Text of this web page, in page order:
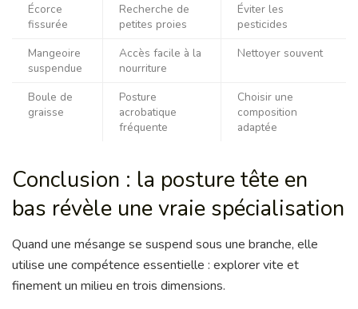
Écorce
fissurée
Recherche de
petites proies
Éviter les
pesticides
Mangeoire
suspendue
Accès facile à la
nourriture
Nettoyer souvent
Boule de
graisse
Posture
acrobatique
fréquente
Choisir une
composition
adaptée
Conclusion : la posture tête en
bas révèle une vraie spécialisation
Quand une mésange se suspend sous une branche, elle
utilise une compétence essentielle : explorer vite et
finement un milieu en trois dimensions.